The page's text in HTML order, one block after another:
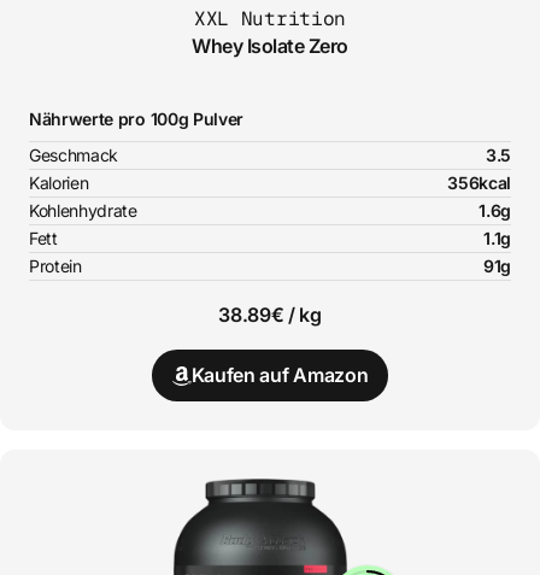
XXL Nutrition
Whey Isolate Zero
Nährwerte pro 100g Pulver
Geschmack
3.5
Kalorien
356kcal
Kohlenhydrate
1.6g
Fett
1.1g
Protein
91g
38.89€ / kg
Kaufen auf Amazon